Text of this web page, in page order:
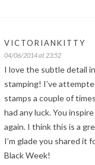
VICTORIANKITTY
04/06/2014 at 23:52
I love the subtle detail
stamping! I’ve
stamps a couple of
had any luck. You
again. I think this is a
I’m glade you shared it
Black Week!